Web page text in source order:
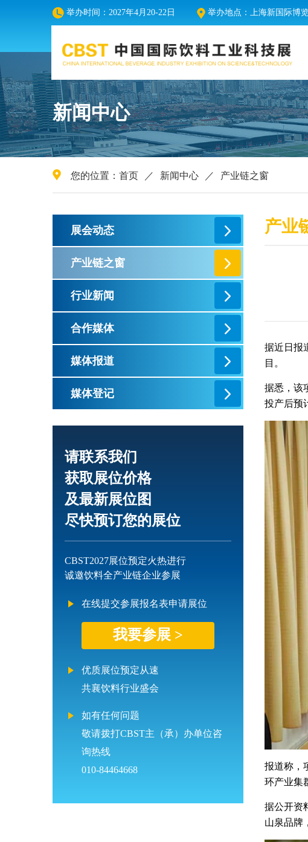
举办时间：2027年4月20-22日 举办地点：上海新国际博
新闻中心
您的位置： 首页 ／ 新闻中心 ／ 产业链之窗
展会动态
产业链之窗
行业新闻
合作媒体
媒体报道
媒体登记
请联系我们
获取展位价格
及最新展位图
尽快预订您的展位
CBST2027展位预定火热进行
诚邀饮料全产业链企业参展
在线提交参展报名表申请展位
我要参展 >
优质展位预定从速
共襄饮料行业盛会
如有任何问题
敬请拨打CBST主（承）办单位咨
询热线
010-84464668
产业
据近日报
目 。
据悉，该
投产后预
报道称，
环产业集
据公开资
山泉品牌